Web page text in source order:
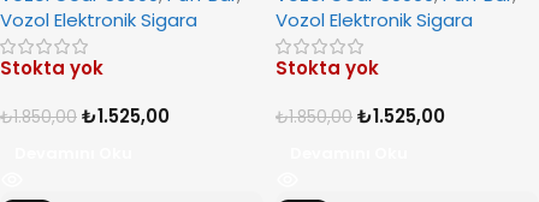
Vozol Elektronik Sigara
Stokta yok
₺1.850,00 ₺1.525,00
Vozol Elektronik Sigara
Stokta yok
₺1.850,00 ₺1.525,00